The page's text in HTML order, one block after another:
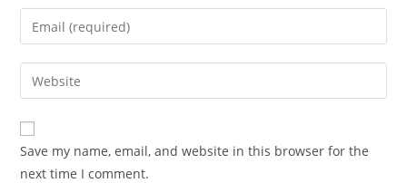
name
comment
Enter
your
email
address
comment
Enter
your
website
URL
(optional)
Save my name, email, and website in this browser for the
next time I comment.